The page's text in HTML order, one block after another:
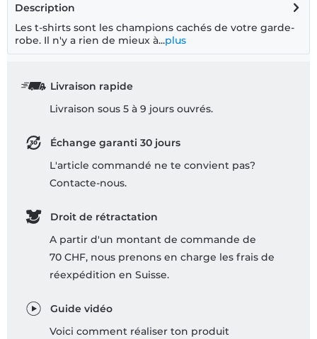
Description
Les t-shirts sont les champions cachés de votre garde-
robe. Il n'y a rien de mieux à...plus
Livraison rapide
Livraison sous 5 à 9 jours ouvrés.
Échange garanti 30 jours
L'article commandé ne te convient pas?
Contacte-nous.
Droit de rétractation
A partir d'un montant de commande de
70 CHF, nous prenons en charge les frais de
réexpédition en Suisse.
Guide vidéo
Voici comment réaliser ton produit